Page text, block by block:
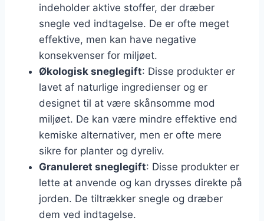
indeholder aktive stoffer, der dræber
snegle ved indtagelse. De er ofte meget
effektive, men kan have negative
konsekvenser for miljøet.
Økologisk sneglegift: Disse produkter er
lavet af naturlige ingredienser og er
designet til at være skånsomme mod
miljøet. De kan være mindre effektive end
kemiske alternativer, men er ofte mere
sikre for planter og dyreliv.
Granuleret sneglegift: Disse produkter er
lette at anvende og kan drysses direkte på
jorden. De tiltrækker snegle og dræber
dem ved indtagelse.